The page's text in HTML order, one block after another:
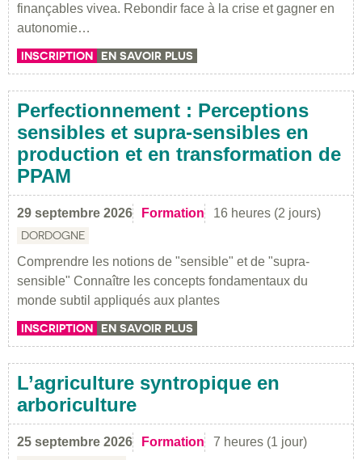
finançables vivea. Rebondir face à la crise et gagner en
autonomie…
INSCRIPTION EN SAVOIR PLUS
Perfectionnement : Perceptions
sensibles et supra-sensibles en
production et en transformation de
PPAM
29 septembre 2026 Formation 16 heures (2 jours)
DORDOGNE
Comprendre les notions de "sensible" et de "supra-
sensible" Connaître les concepts fondamentaux du
monde subtil appliqués aux plantes
INSCRIPTION EN SAVOIR PLUS
L’agriculture syntropique en
arboriculture
25 septembre 2026 Formation 7 heures (1 jour)